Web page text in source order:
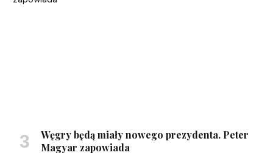
Węgry będą miały nowego prezydenta. Peter
Magyar zapowiada